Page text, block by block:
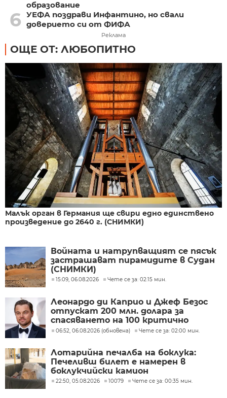
образование
6 УЕФА поздрави Инфантино, но свали
доверието си от ФИФА
Реклама
ОЩЕ ОТ: ЛЮБОПИТНО
Малък орган в Германия ще свири едно единствено
произведение до 2640 г. (СНИМКИ)
Войната и натрупващият се пясък
застрашават пирамидите в Судан
(СНИМКИ)
15:09, 06.08.2026 Чете се за: 02:15 мин.
Леонардо ди Каприо и Джеф Безос
отпускат 200 млн. долара за
спасяването на 100 критично
застрашени вида
06:52, 06.08.2026 (обновена) Чете се за: 02:00 мин.
Лотарийна печалба на боклука:
Печеливш билет е намерен в
боклукчийски камион
22:50, 05.08.2026 10079 Чете се за: 00:35 мин.